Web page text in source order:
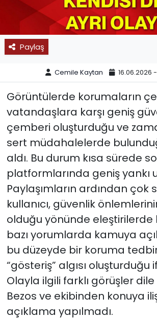
Paylaş
Cemile Kaytan 16.06.2026
Görüntülerde korumaların
vatandaşlara karşı geniş
çemberi oluşturduğu ve
sert müdahalelerde
aldı. Bu durum kısa sürede
platformlarında geniş yankı
Paylaşımların ardından çok
kullanıcı, güvenlik
olduğu yönünde eleştirilerde
bazı yorumlarda kamuya
bu düzeyde bir koruma
“gösteriş” algısı oluşturduğu
Olayla ilgili farklı görüşler
Bezos ve ekibinden konuya
açıklama yapılmadı.